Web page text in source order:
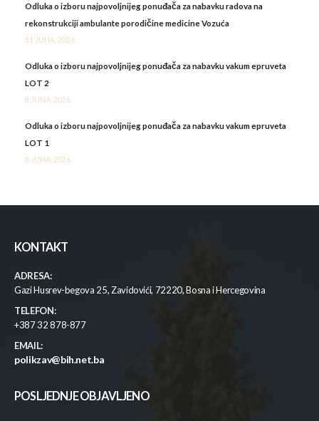
Odluka o izboru najpovoljnijeg ponuđača za nabavku radova na
rekonstrukciji ambulante porodičine medicine Vozuća
11 JUNA, 2026
Odluka o izboru najpovoljnijeg ponuđača za nabavku vakum epruveta
LOT 2
8 JUNA, 2026
Odluka o izboru najpovoljnijeg ponuđača za nabavku vakum epruveta
LOT 1
8 JUNA, 2026
KONTAKT
ADRESA:
Gazi Husrev-begova 25, Zavidovići, 72220, Bosna i Hercegovina
TELEFON:
+387 32 878-877
EMAIL:
polikzav@bih.net.ba
POSLJEDNJE OBJAVLJENO